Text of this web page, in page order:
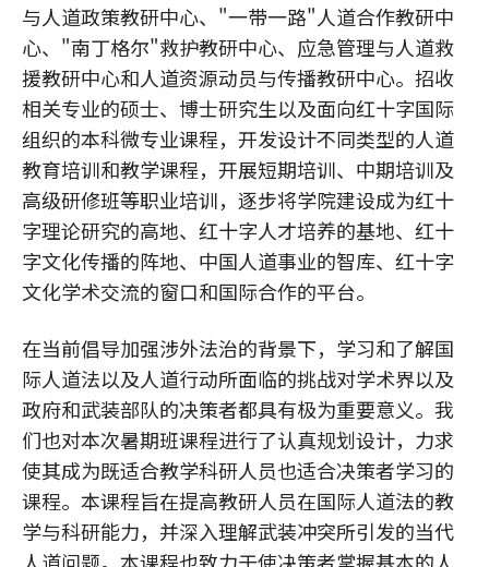
与人道政策教研中心、"一带一路"人道合作教研中
心、"南丁格尔"救护教研中心、应急管理与人道救
援教研中心和人道资源动员与传播教研中心。招收
相关专业的硕士、博士研究生以及面向红十字国际
组织的本科微专业课程，开发设计不同类型的人道
教育培训和教学课程，开展短期培训、中期培训及
高级研修班等职业培训，逐步将学院建设成为红十
字理论研究的高地、红十字人才培养的基地、红十
字文化传播的阵地、中国人道事业的智库、红十字
文化学术交流的窗口和国际合作的平台。
在当前倡导加强涉外法治的背景下，学习和了解国
际人道法以及人道行动所面临的挑战对学术界以及
政府和武装部队的决策者都具有极为重要意义。我
们也对本次暑期班课程进行了认真规划设计，力求
使其成为既适合教学科研人员也适合决策者学习的
课程。本课程旨在提高教研人员在国际人道法的教
学与科研能力，并深入理解武装冲突所引发的当代
人道问题。本课程也致力于使决策者掌握基本的人